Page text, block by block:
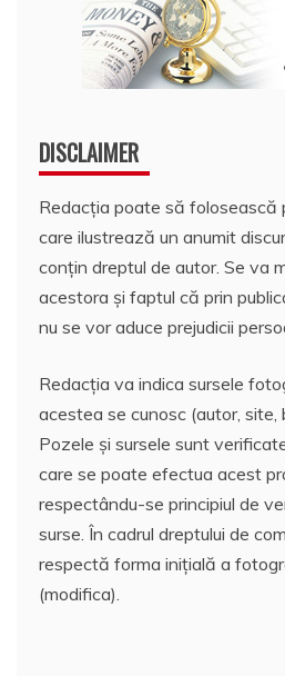
DISCLAIMER
Redacția poate să folosească
care ilustrează un anumit
conțin dreptul de autor. Se va
acestora și faptul că prin
nu se vor aduce prejudicii
Redacția va indica sursele
acestea se cunosc (autor, site,
Pozele și sursele sunt
care se poate efectua acest
respectându-se principiul de
surse. În cadrul dreptului de
respectă forma inițială a
(modifica).